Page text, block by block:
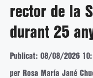
rector de la
durant 25
Publicat: 08/08/2026
per Rosa María Jané